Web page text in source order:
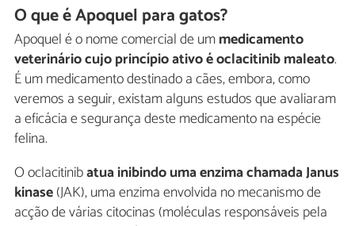
O que é Apoquel para gatos?
Apoquel é o nome comercial de ummedicamento
veterinário cujo princípio ativo é oclacitinib maleato.
É um medicamento destinado a cães, embora, como
veremos a seguir, existam alguns estudos que avaliaram
a eficácia e segurança deste medicamento na espécie
felina.
O oclacitinibatua inibindo uma enzima chamada Janus
kinase(JAK), uma enzima envolvida no mecanismo de
acção de várias citocinas (moléculas responsáveis pela